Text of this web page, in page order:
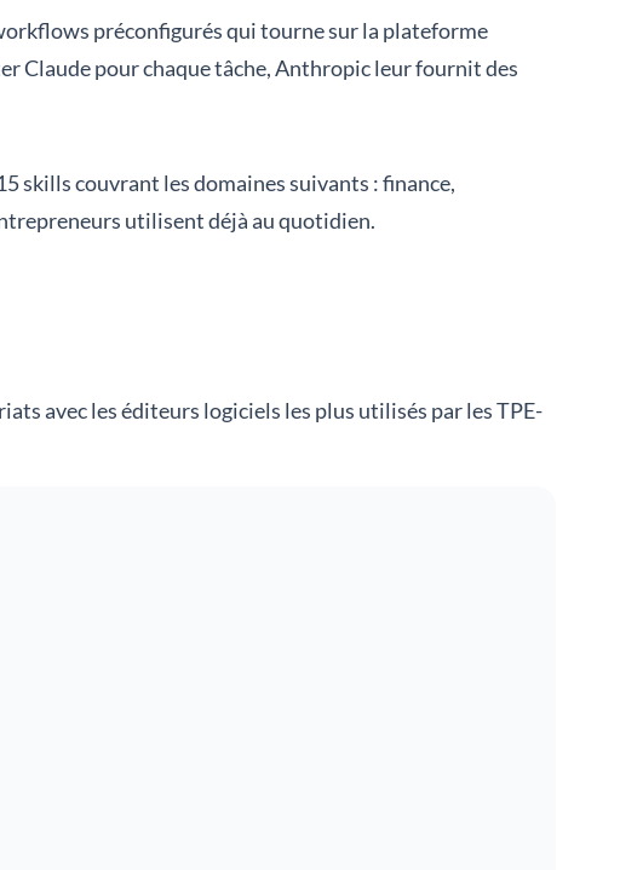
préconfigurés qui tourne sur la plateforme
Claude pour chaque tâche, Anthropic leur fournit des
skills couvrant les domaines suivants : finance,
utilisent déjà au quotidien.
avec les éditeurs logiciels les plus utilisés par les TPE-